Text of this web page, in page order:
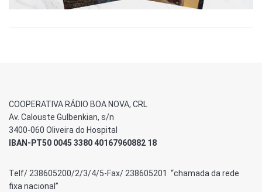
COOPERATIVA RÁDIO BOA NOVA, CRL
Av. Calouste Gulbenkian, s/n
3400-060 Oliveira do Hospital
IBAN-PT50 0045 3380 40167960882 18
Telf/ 238605200/2/3/4/5-Fax/ 238605201 “chamada da rede
fixa nacional”